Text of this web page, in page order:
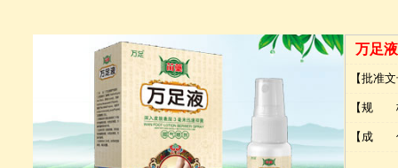
万足
【批准
【规
【成